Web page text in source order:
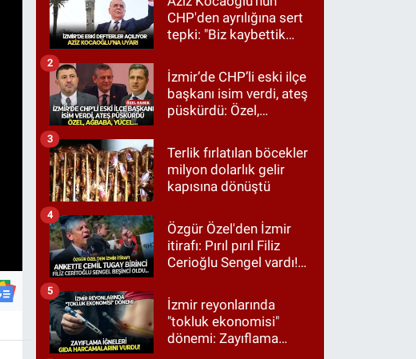
CHP'den ayrılığına sert
tepki: "Biz kaybettik
etmedik"
İzmir’de CHP’li eski ilçe
başkanı isim verdi, ateş
püskürdü: Özel,
2
Terlik fırlatılan böcekler
milyon dolarlık gelir
kapısına dönüştü
3
Özgür Özel'den İzmir
itirafı: Pırıl pırıl Filiz
Cerioğlu Sengel vardı!
Tugay birinci çıktı
4
İzmir reyonlarında
"tokluk ekonomisi"
dönemi: Zayıflama
5